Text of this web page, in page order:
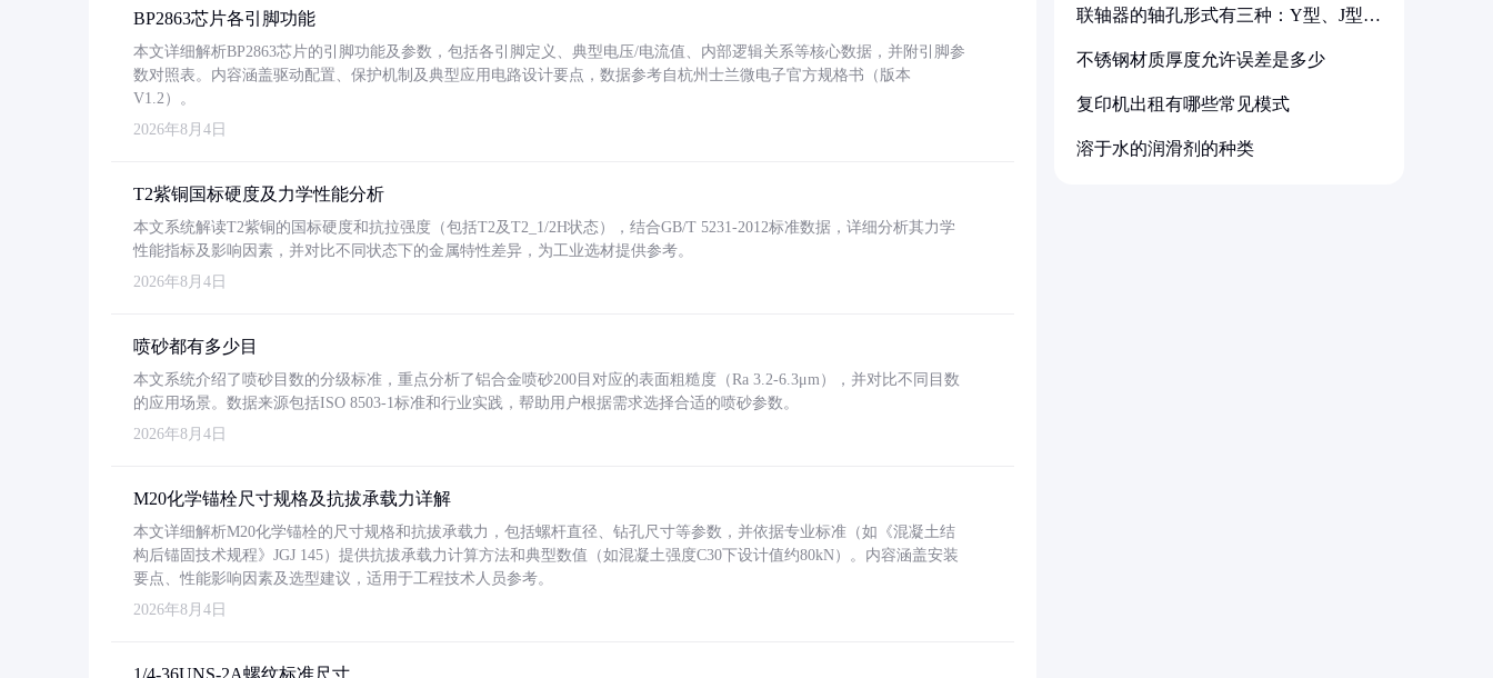
BP2863芯片各引脚功能
本文详细解析BP2863芯片的引脚功能及参数，包括各引脚定义、典型电压/电流值、内部逻辑关系等核心数据，并附引脚参
数对照表。内容涵盖驱动配置、保护机制及典型应用电路设计要点，数据参考自杭州士兰微电子官方规格书（版本
V1.2）。
2026年8月4日
T2紫铜国标硬度及力学性能分析
本文系统解读T2紫铜的国标硬度和抗拉强度（包括T2及T2_1/2H状态），结合GB/T 5231-2012标准数据，详细分析其力学
性能指标及影响因素，并对比不同状态下的金属特性差异，为工业选材提供参考。
2026年8月4日
喷砂都有多少目
本文系统介绍了喷砂目数的分级标准，重点分析了铝合金喷砂200目对应的表面粗糙度（Ra 3.2-6.3μm），并对比不同目数
的应用场景。数据来源包括ISO 8503-1标准和行业实践，帮助用户根据需求选择合适的喷砂参数。
2026年8月4日
M20化学锚栓尺寸规格及抗拔承载力详解
本文详细解析M20化学锚栓的尺寸规格和抗拔承载力，包括螺杆直径、钻孔尺寸等参数，并依据专业标准（如《混凝土结
构后锚固技术规程》JGJ 145）提供抗拔承载力计算方法和典型数值（如混凝土强度C30下设计值约80kN）。内容涵盖安装
要点、性能影响因素及选型建议，适用于工程技术人员参考。
2026年8月4日
1/4-36UNS-2A螺纹标准尺寸
联轴器的轴孔形式有三种：Y型、J型、
不锈钢材质厚度允许误差是多少
复印机出租有哪些常见模式
溶于水的润滑剂的种类